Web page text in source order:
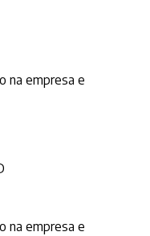
na empresa e
na empresa e